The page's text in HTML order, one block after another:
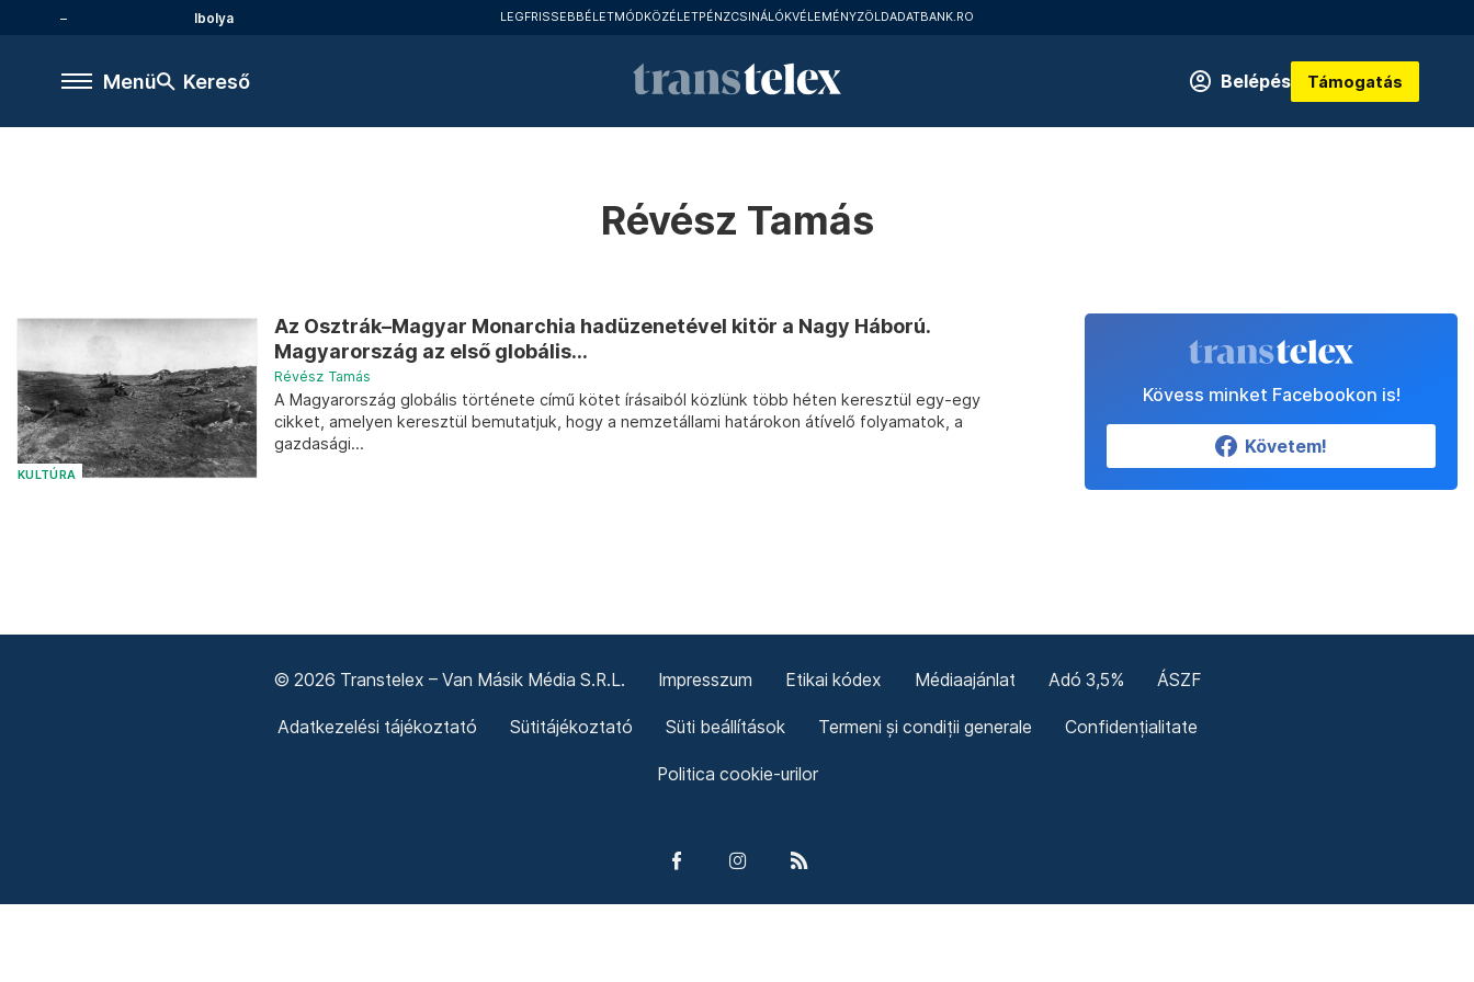
Ibolya LEGFRISSEBBÉLETMÓDKÖZÉLETPÉNZCSINÁLÓKVÉLEMÉNYZÖLDADATBANK.RO
Menü Kereső Belépés Támogatás
Révész Tamás
KULTÚRA
Az Osztrák–Magyar Monarchia hadüzenetével kitör a Nagy Háború.
Magyarország az első globális...
Révész Tamás
A Magyarország globális története című kötet írásaiból közlünk több héten keresztül egy-egy
cikket, amelyen keresztül bemutatjuk, hogy a nemzetállami határokon átívelő folyamatok, a
gazdasági...
Kövess minket Facebookon is!
Követem!
© 2026 Transtelex – Van Másik Média S.R.L. Impresszum Etikai kódex Médiaajánlat Adó 3,5% ÁSZF
Adatkezelési tájékoztató Sütitájékoztató Süti beállítások Termeni și condiții generale Confidențialitate
Politica cookie-urilor